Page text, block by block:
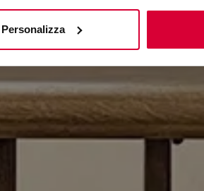
Personalizza